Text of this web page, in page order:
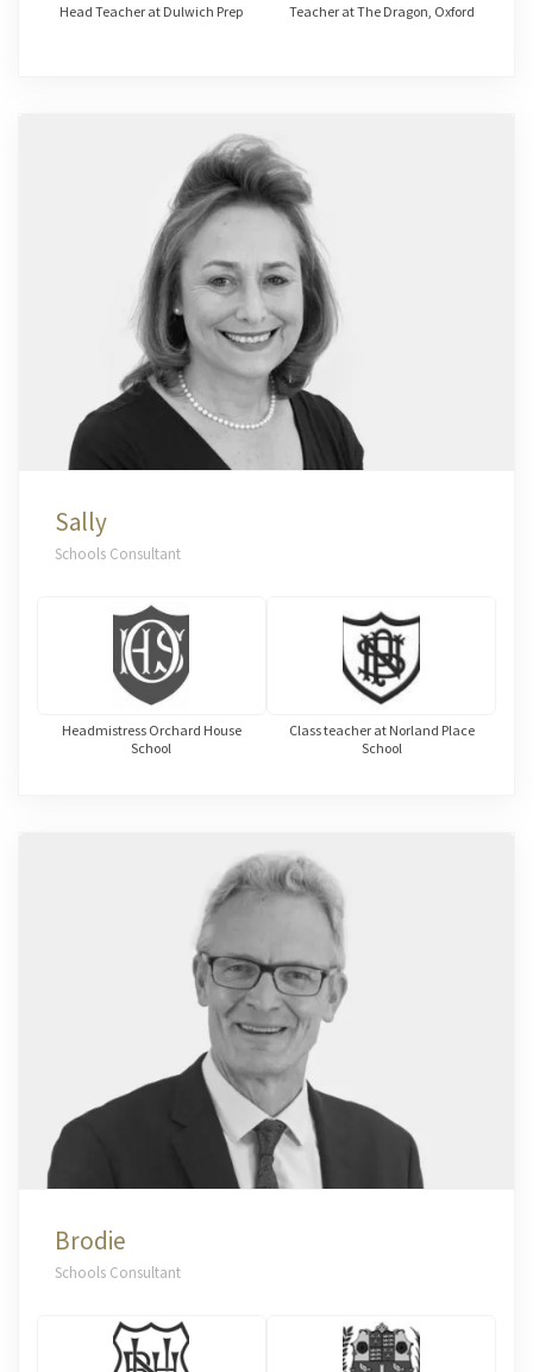
Head Teacher at Dulwich Prep Teacher at The Dragon, Oxford
Sally
Schools Consultant
Headmistress Orchard House
School
Class teacher at Norland Place
School
Brodie
Schools Consultant